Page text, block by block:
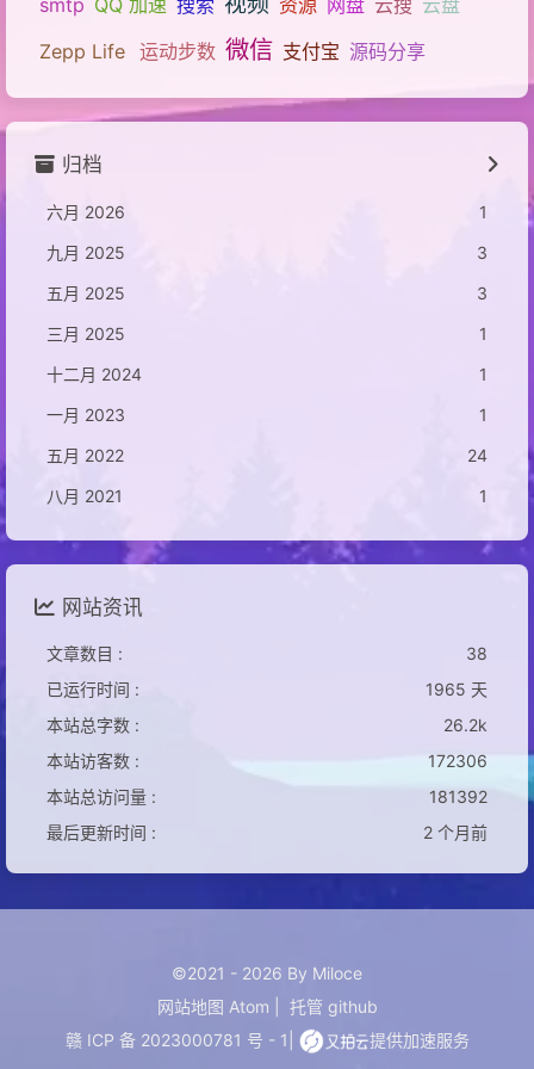
Zepp Life 运动步数 微信 支付宝 源码分享
归档
六月 2026
1
九月 2025
3
五月 2025
3
三月 2025
1
十二月 2024
1
一月 2023
1
五月 2022
24
八月 2021
1
网站资讯
文章数目 :
38
已运行时间 :
1965 天
本站总字数 :
26.2k
本站访客数 :
172306
本站总访问量 :
181392
最后更新时间 :
2 个月前
©2021 - 2026 By Miloce
网站地图 Atom 托管 github
赣 ICP 备 2023000781 号 - 1
提供加速服务